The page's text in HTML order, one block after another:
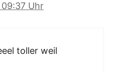
Uhr
toller weil